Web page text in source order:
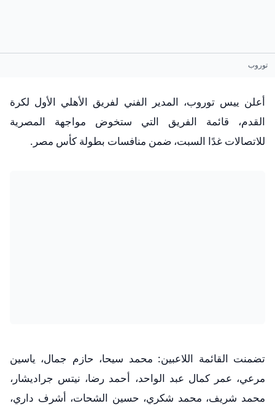
توروب
أعلن ييس توروب، المدير الفني لفريق الأهلي الأول لكرة
القدم، قائمة الفريق التي ستخوض مواجهة المصرية
للاتصالات غدًا السبت، ضمن منافسات بطولة كأس مصر.
تضمنت القائمة اللاعبين: محمد سيحا، حازم جمال، ياسين
مرعي، عمر كمال عبد الواحد، أحمد رضا، نيتس جراديشار،
محمد شريف، محمد شكري، حسين الشحات، أشرف داري،